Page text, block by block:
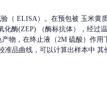
（ ELISA）。在预包被 玉米黄
化酶(ZEP) （酶标抗体），经过
物，在终止液（2M 硫酸）作
准品曲线，可以计算出样本中 其